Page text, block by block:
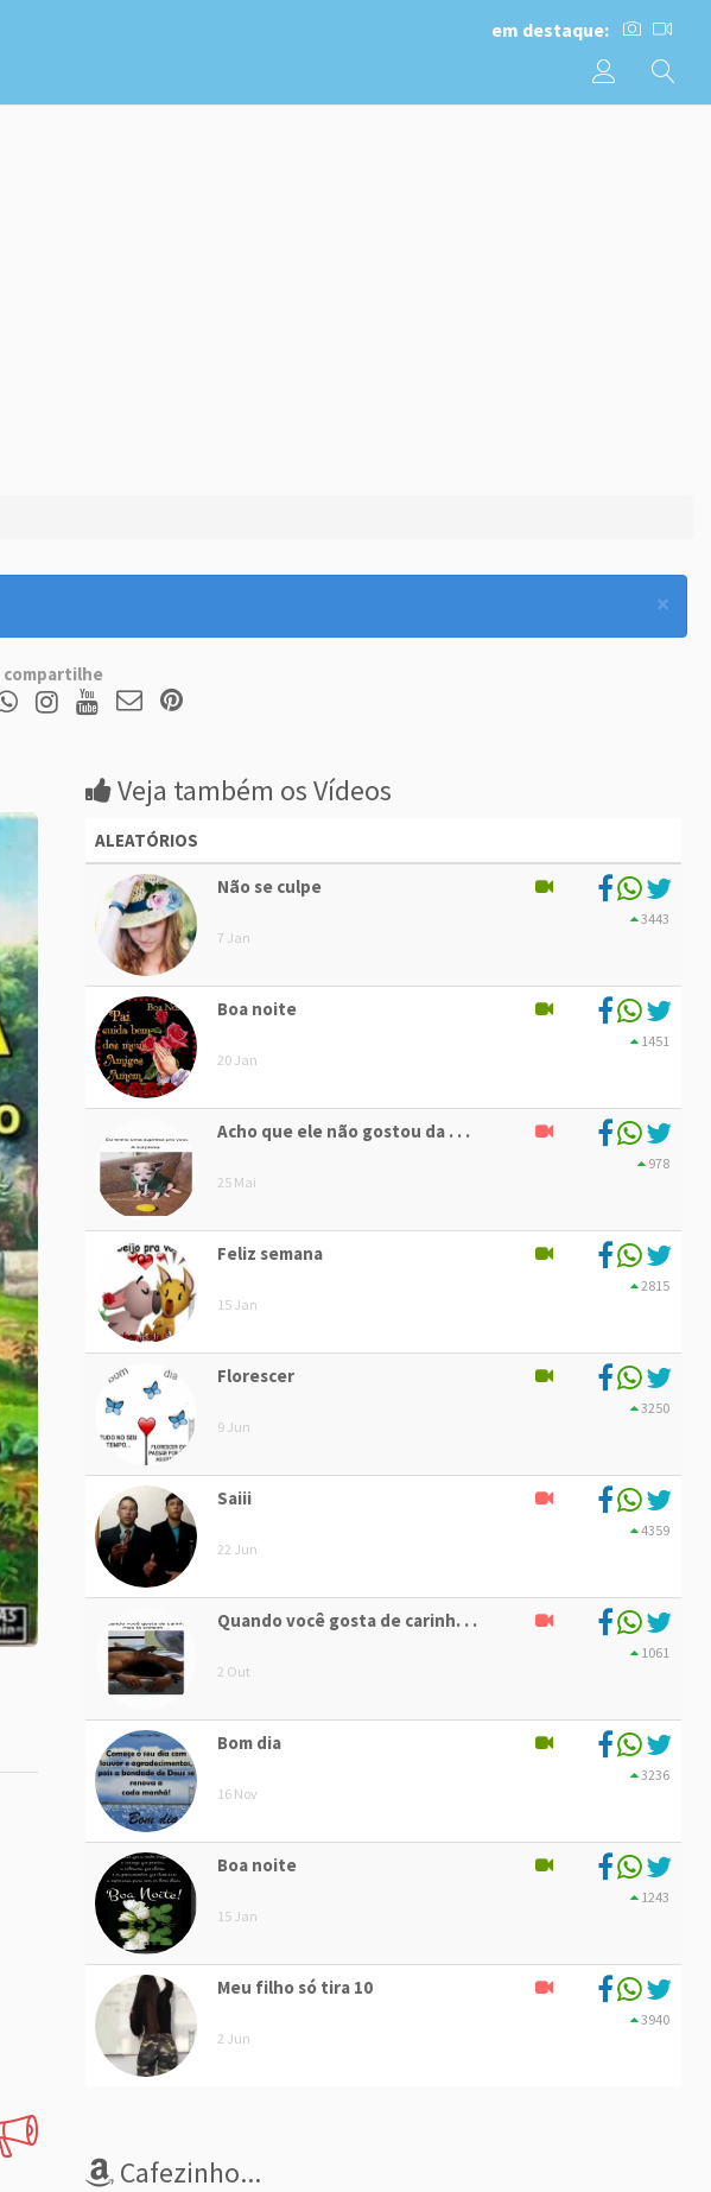
em destaque:
×
compartilhe
Veja também os Vídeos
ALEATÓRIOS
Não se culpe
7 Jan
3443
Boa noite
20 Jan
1451
Acho que ele não gostou da . . .
25 Mai
978
Feliz semana
15 Jan
2815
Florescer
9 Jun
3250
Saiii
22 Jun
4359
Quando você gosta de carinh. . .
2 Out
1061
Bom dia
16 Nov
3236
Boa noite
15 Jan
1243
Meu filho só tira 10
2 Jun
3940
Cafezinho...